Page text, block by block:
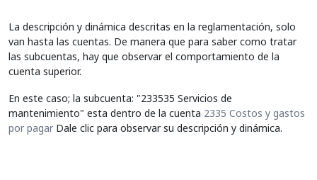
La descripción y dinámica descritas en la reglamentación, solo
van hasta las cuentas. De manera que para saber como tratar
las subcuentas, hay que observar el comportamiento de la
cuenta superior.
En este caso; la subcuenta: "233535 Servicios de
mantenimiento" esta dentro de la cuenta 2335 Costos y gastos
por pagar Dale clic para observar su descripción y dinámica.